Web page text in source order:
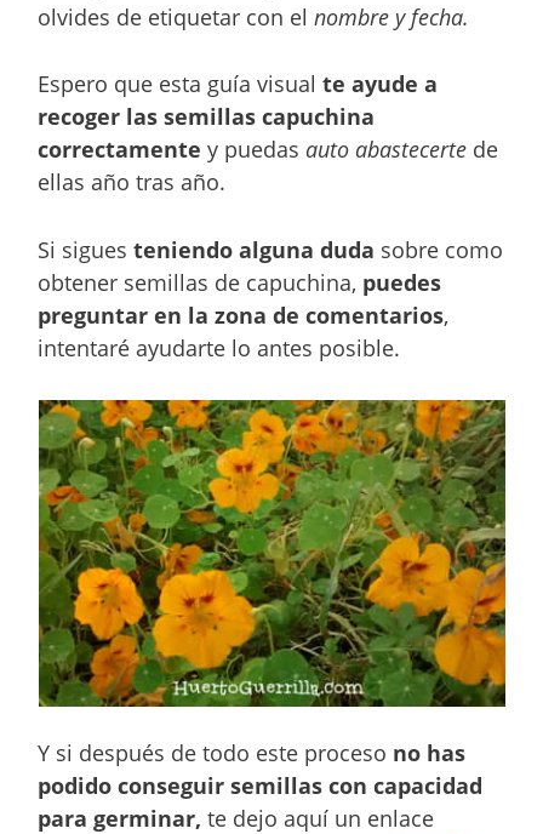
olvides de etiquetar con el nombre y fecha.
Espero que esta guía visualte ayude a
recoger las semillas capuchina
correctamente y puedas auto abastecerte de
ellas año tras año.
Si siguesteniendo alguna duda sobre como
obtener semillas de capuchina, puedes
preguntar en la zona de comentarios,
intentaré ayudarte lo antes posible.
Y si después de todo este proceso no has
podido conseguir semillas con capacidad
para germinar, te dejo aquí un enlace